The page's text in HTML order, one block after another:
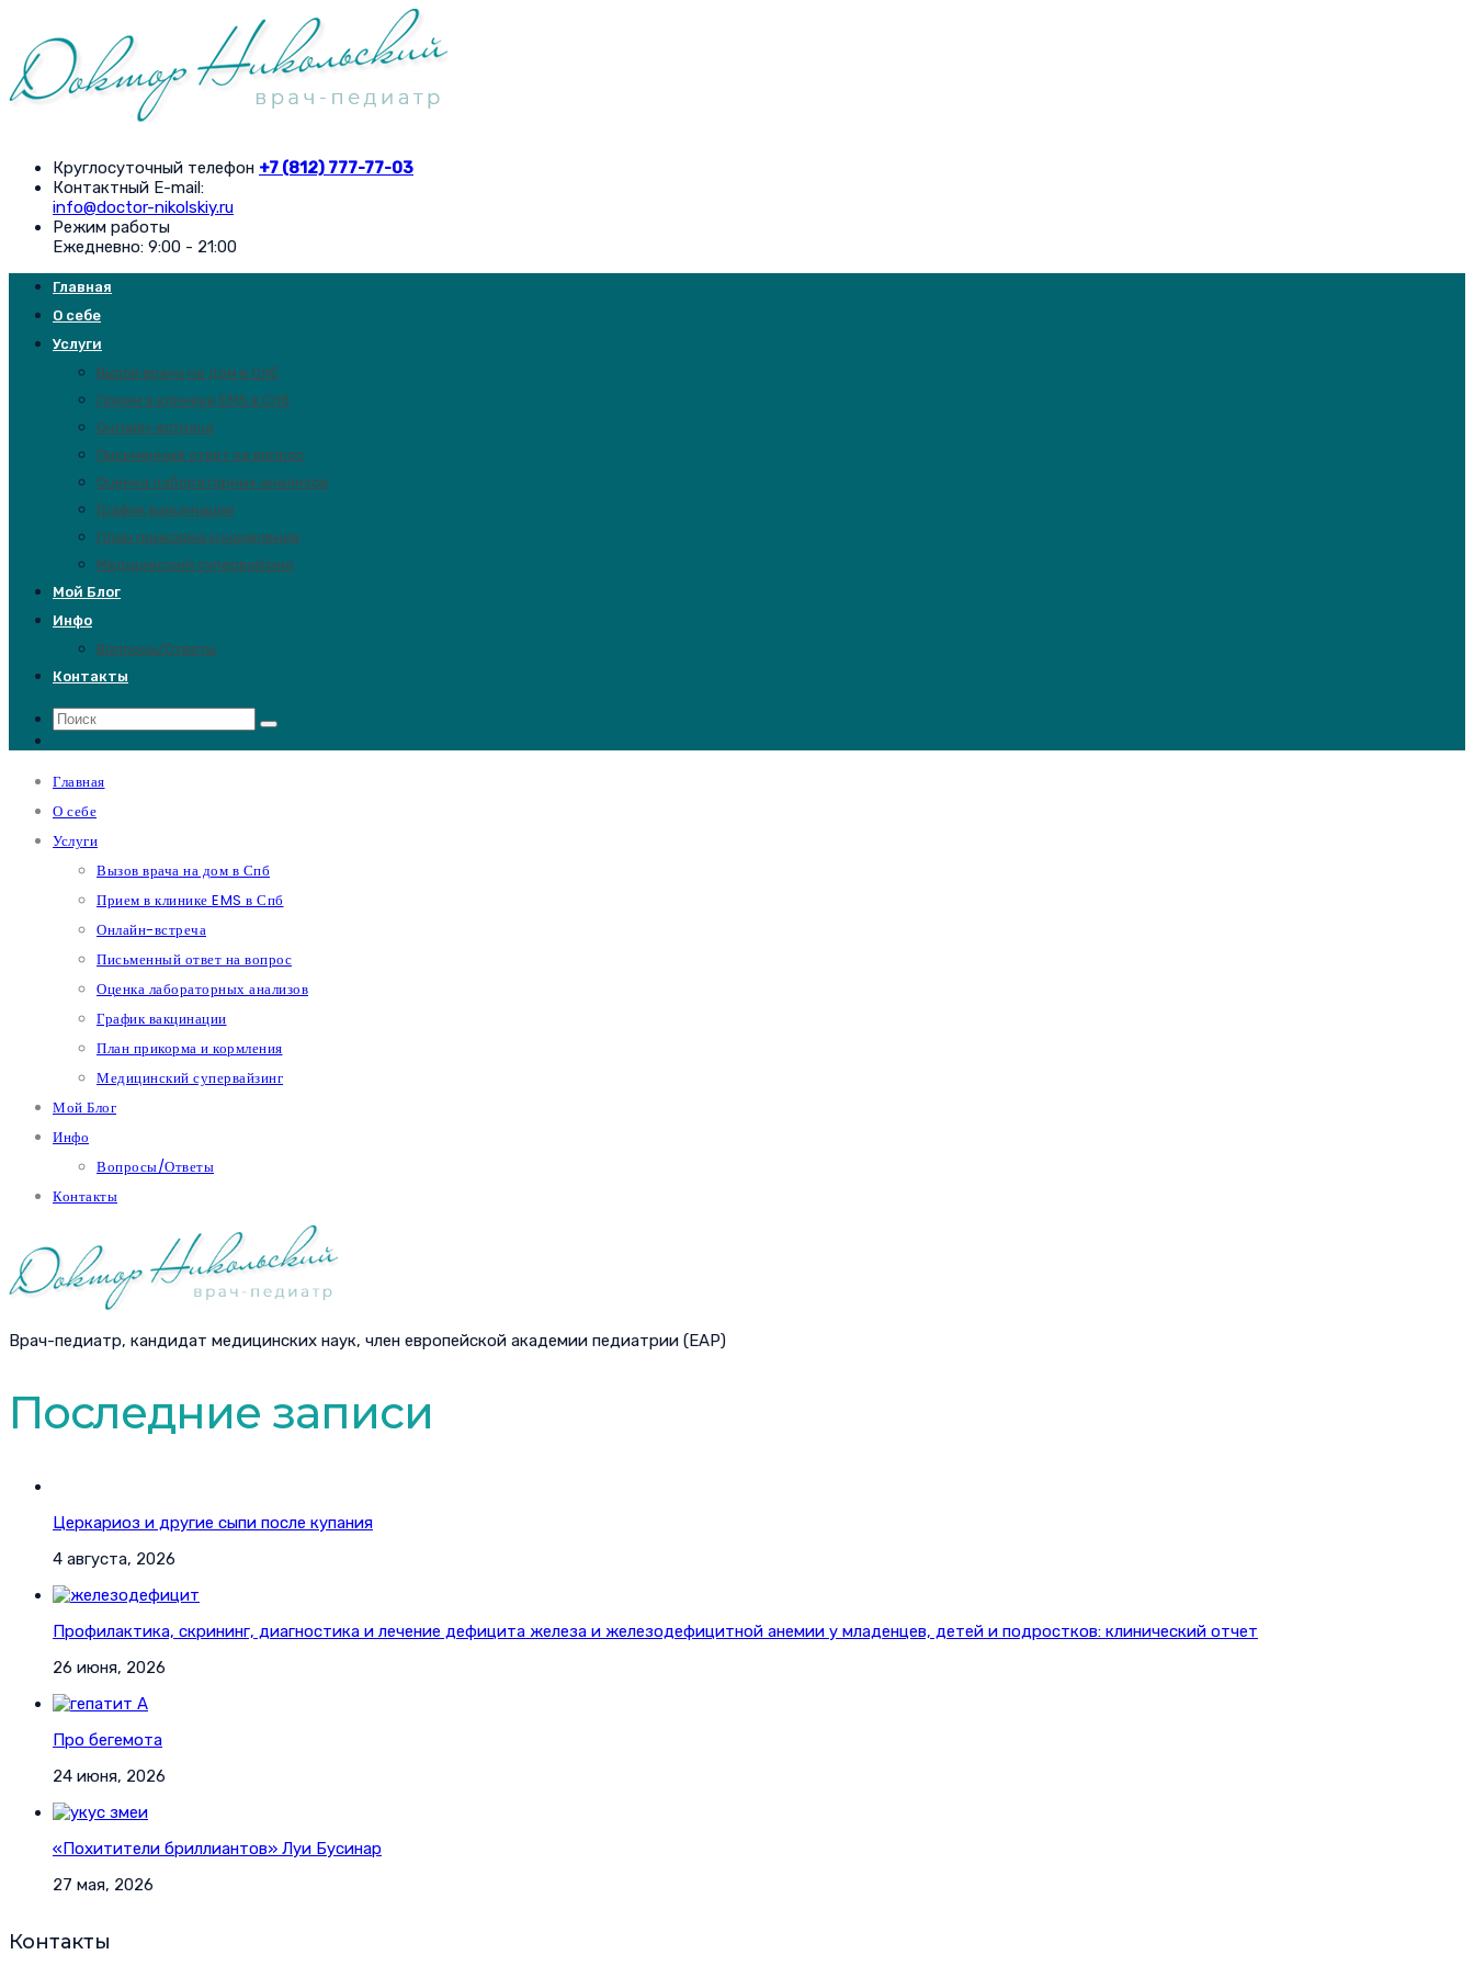
Круглосуточный телефон +7 (812) 777-77-03
Контактный E-mail:
info@doctor-nikolskiy.ru
Режим работы
Ежедневно: 9:00 - 21:00
Главная
О себе
Услуги
Вызов врача на дом в Спб
Прием в клинике EMS в Спб
Онлайн-встреча
Письменный ответ на вопрос
Оценка лабораторных анализов
График вакцинации
План прикорма и кормления
Медицинский супервайзинг
Мой Блог
Инфо
Вопросы/Ответы
Контакты
Главная
О себе
Услуги
Вызов врача на дом в Спб
Прием в клинике EMS в Спб
Онлайн-встреча
Письменный ответ на вопрос
Оценка лабораторных анализов
График вакцинации
План прикорма и кормления
Медицинский супервайзинг
Мой Блог
Инфо
Вопросы/Ответы
Контакты
Врач-педиатр, кандидат медицинских наук, член европейской академии педиатрии (EAP)
Последние записи
Церкариоз и другие сыпи после купания
4 августа, 2026
Профилактика, скрининг, диагностика и лечение дефицита железа и железодефицитной анемии у младенцев, детей и подростков: клинический отчет
26 июня, 2026
Про бегемота
24 июня, 2026
«Похитители бриллиантов» Луи Бусинар
27 мая, 2026
Контакты